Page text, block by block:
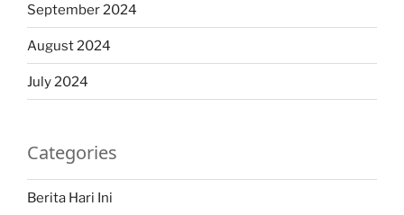
September 2024
August 2024
July 2024
Categories
Berita Hari Ini